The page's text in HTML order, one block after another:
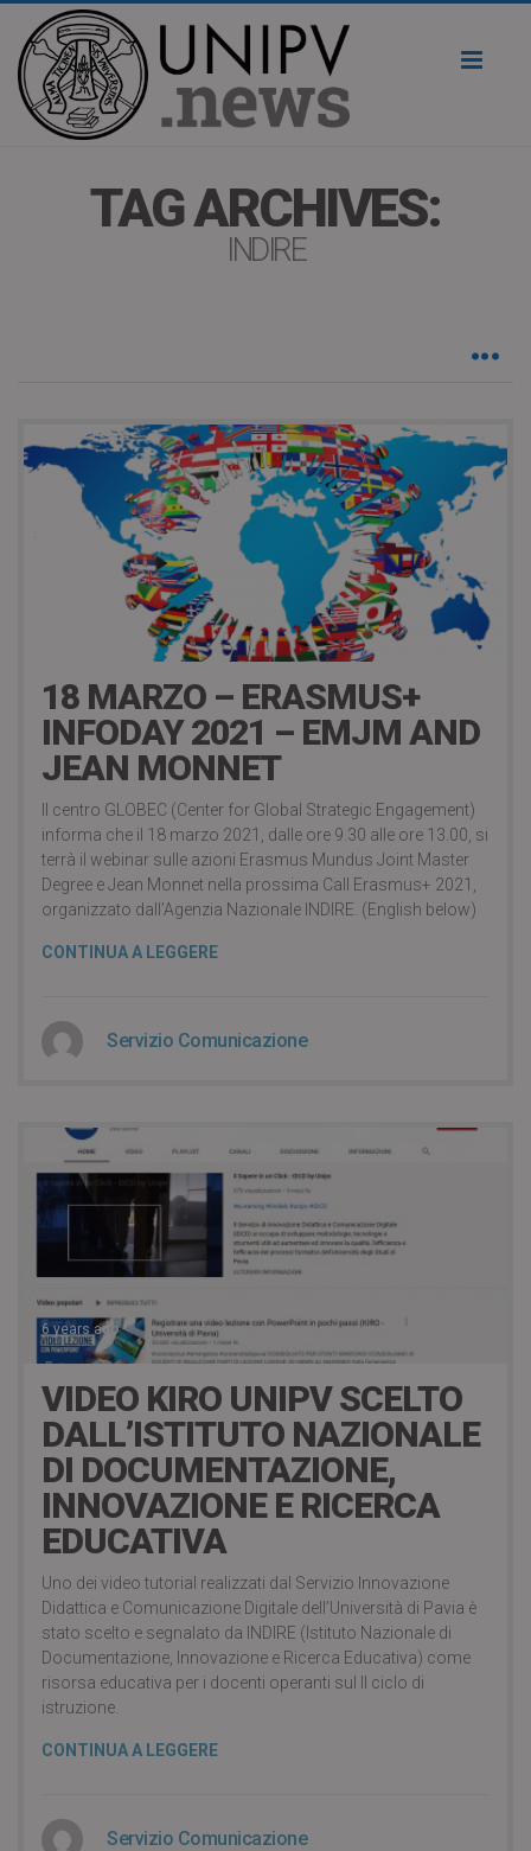
TAG ARCHIVES:
INDIRE
18 MARZO – ERASMUS+
INFODAY 2021 – EMJM AND
JEAN MONNET
Il centro GLOBEC (Center for Global Strategic Engagement)
informa che il 18 marzo 2021, dalle ore 9.30 alle ore 13.00, si
terrà il webinar sulle azioni Erasmus Mundus Joint Master
Degree e Jean Monnet nella prossima Call Erasmus+ 2021,
organizzato dall’Agenzia Nazionale INDIRE. (English below)
CONTINUA A LEGGERE
Servizio Comunicazione
6 years ago
VIDEO KIRO UNIPV SCELTO
DALL’ISTITUTO NAZIONALE
DI DOCUMENTAZIONE,
INNOVAZIONE E RICERCA
EDUCATIVA
Uno dei video tutorial realizzati dal Servizio Innovazione
Didattica e Comunicazione Digitale dell’Università di Pavia è
stato scelto e segnalato da INDIRE (Istituto Nazionale di
Documentazione, Innovazione e Ricerca Educativa) come
risorsa educativa per i docenti operanti sul II ciclo di
istruzione.
CONTINUA A LEGGERE
Servizio Comunicazione